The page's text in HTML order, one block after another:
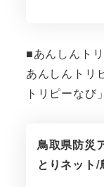
■あんしんト
あんしんトリ
トリピーなび
鳥取県防災
とりネット/